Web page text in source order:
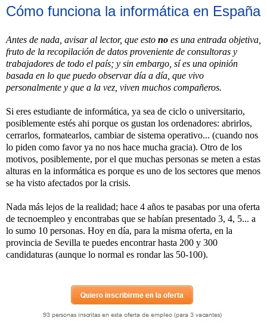
Cómo funciona la informática en España
Antes de nada, avisar al lector, que esto no es una entrada objetiva,
fruto de la recopilación de datos proveniente de consultoras y
trabajadores de todo el país; y sin embargo, sí es una opinión
basada en lo que puedo observar día a día, que vivo
personalmente y que a la vez, viven muchos compañeros.
Si eres estudiante de informática, ya sea de ciclo o universitario,
posiblemente estés ahi porque os gustan los ordenadores: abrirlos,
cerrarlos, formatearlos, cambiar de sistema operativo... (cuando nos
lo piden como favor ya no nos hace mucha gracia). Otro de los
motivos, posiblemente, por el que muchas personas se meten a estas
alturas en la informática es porque es uno de los sectores que menos
se ha visto afectados por la crisis.
Nada más lejos de la realidad; hace 4 años te pasabas por una oferta
de tecnoempleo y encontrabas que se habían presentado 3, 4, 5... a
lo sumo 10 personas. Hoy en día, para la misma oferta, en la
provincia de Sevilla te puedes encontrar hasta 200 y 300
candidaturas (aunque lo normal es rondar las 50-100).